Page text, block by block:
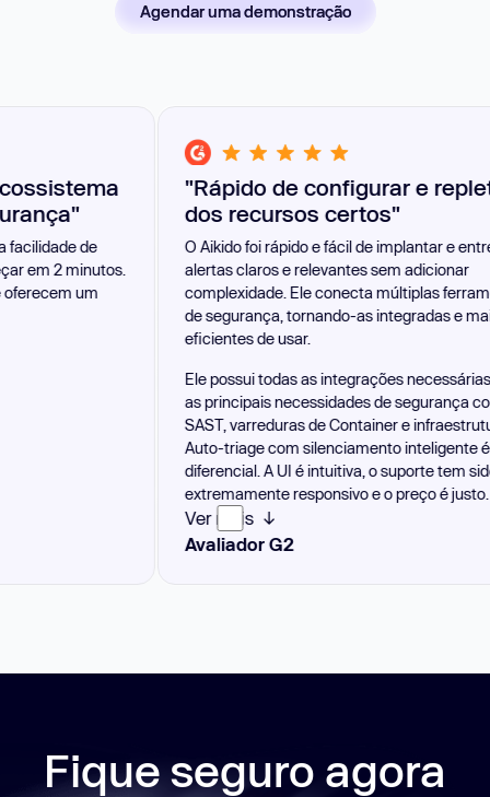
Agendar uma demonstração
"Rápido de configurar e repleto
dos recursos certos"
O Aikido foi rápido e fácil de implantar e entrega
alertas claros e relevantes sem adicionar
complexidade. Ele conecta múltiplas ferramentas
de segurança, tornando-as integradas e mais
eficientes de usar.
Ele possui todas as integrações necessárias, cobre
as principais necessidades de segurança como
SAST, varreduras de Container e infraestrutura, e o
Auto-triage com silenciamento inteligente é um
diferencial. A UI é intuitiva, o suporte tem sido
extremamente responsivo e o preço é justo.
Também aprecio a participação deles na
comunidade open-source.
No geral, nos ajuda a antecipar problemas de
segurança com esforço mínimo.
Avaliador G2
Fique seguro agora